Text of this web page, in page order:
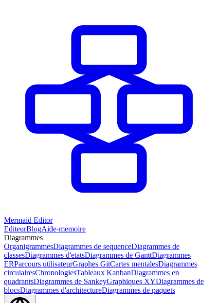
Mermaid Editor
EditeurBlogAide-memoire
Diagrammes
OrganigrammesDiagrammes de sequenceDiagrammes de
classesDiagrammes d'etatsDiagrammes de GanttDiagrammes
ERParcours utilisateurGraphes GitCartes mentalesDiagrammes
circulairesChronologiesTableaux KanbanDiagrammes en
quadrantsDiagrammes de SankeyGraphiques XYDiagrammes de
blocsDiagrammes d'architectureDiagrammes de paquets